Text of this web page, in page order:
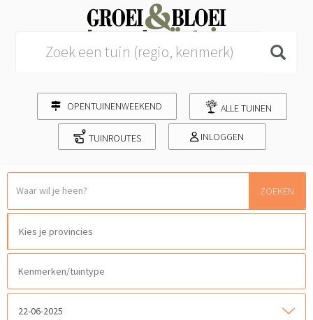
OPENTUINENWEEKEND ALLE TUINEN
TUINROUTES INLOGGEN
ZOEKEN
22-06-2025